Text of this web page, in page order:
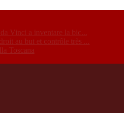
Vinci a inventare la bic...
au but et contrôle très ...
Toscana